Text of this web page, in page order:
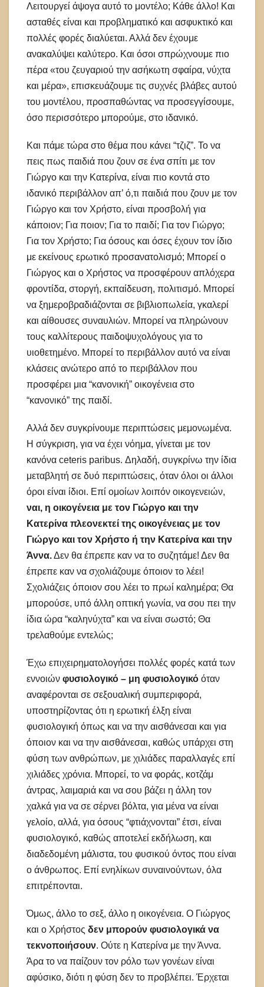
Λειτουργεί άψογα αυτό το μοντέλο; Κάθε άλλο! Και
ασταθές είναι και προβληματικό και ασφυκτικό και
πολλές φορές διαλύεται. Αλλά δεν έχουμε
ανακαλύψει καλύτερο. Και όσοι σπρώχνουμε πιο
πέρα «του ζευγαριού την ασήκωτη σφαίρα, νύχτα
και μέρα», επισκευάζουμε τις συχνές βλάβες αυτού
του μοντέλου, προσπαθώντας να προσεγγίσουμε,
όσο περισσότερο μπορούμε, στο ιδανικό.
Και πάμε τώρα στο θέμα που κάνει “τζιζ”. Το να
πεις πως παιδιά που ζουν σε ένα σπίτι με τον
Γιώργο και την Κατερίνα, είναι πιο κοντά στο
ιδανικό περιβάλλον απ’ ό,τι παιδιά που ζουν με τον
Γιώργο και τον Χρήστο, είναι προσβολή για
κάποιον; Για ποιον; Για το παιδί; Για τον Γιώργο;
Για τον Χρήστο; Για όσους και όσες έχουν τον ίδιο
με εκείνους ερωτικό προσανατολισμό; Μπορεί ο
Γιώργος και ο Χρήστος να προσφέρουν απλόχερα
φροντίδα, στοργή, εκπαίδευση, πολιτισμό. Μπορεί
να ξημεροβραδιάζονται σε βιβλιοπωλεία, γκαλερί
και αίθουσες συναυλιών. Μπορεί να πληρώνουν
τους καλλίτερους παιδοψυχολόγους για το
υιοθετημένο. Μπορεί το περιβάλλον αυτό να είναι
κλάσεις ανώτερο από το περιβάλλον που
προσφέρει μια “κανονική” οικογένεια στο
“κανονικό” της παιδί.
Αλλά δεν συγκρίνουμε περιπτώσεις μεμονωμένα.
Η σύγκριση, για να έχει νόημα, γίνεται με τον
κανόνα ceteris paribus. Δηλαδή, συγκρίνω την ίδια
μεταβλητή σε δυό περιπτώσεις, όταν όλοι οι άλλοι
όροι είναι ίδιοι. Επί ομοίων λοιπόν οικογενειών,
ναι, η οικογένεια με τον Γιώργο και την
Κατερίνα πλεονεκτεί της οικογένειας με τον
Γιώργο και τον Χρήστο ή την Κατερίνα και την
Άννα.Δεν θα έπρεπε καν να το συζητάμε! Δεν θα
έπρεπε καν να σχολιάζουμε όποιον το λέει!
Σχολιάζεις όποιον σου λέει το πρωί καλημέρα; Θα
μπορούσε, υπό άλλη οπτική γωνία, να σου πει την
ίδια ώρα “καληνύχτα” και να είναι σωστό; Θα
τρελαθούμε εντελώς;
Έχω επιχειρηματολογήσει πολλές φορές κατά των
εννοιών φυσιολογικό – μη φυσιολογικό όταν
αναφέρονται σε σεξουαλική συμπεριφορά,
υποστηρίζοντας ότι η ερωτική έλξη είναι
φυσιολογική όπως και να την αισθάνεσαι και για
όποιον και να την αισθάνεσαι, καθώς υπάρχει στη
φύση των ανθρώπων, με χιλιάδες παραλλαγές επί
χιλιάδες χρόνια. Μπορεί, το να φοράς, κοτζάμ
άντρας, λαιμαριά και να σου βάζει η άλλη τον
χαλκά για να σε σέρνει βόλτα, για μένα να είναι
γελοίο, αλλά, για όσους “φτιάχνονται” έτσι, είναι
φυσιολογικό, καθώς αποτελεί εκδήλωση, και
διαδεδομένη μάλιστα, του φυσικού όντος που είναι
ο άνθρωπος. Επί ενηλίκων συναινούντων, όλα
επιτρέπονται.
Όμως, άλλο το σεξ, άλλο η οικογένεια. Ο Γιώργος
και ο Χρήστος δεν μπορούν φυσιολογικά να
τεκνοποιήσουν. Ούτε η Κατερίνα με την Άννα.
Άρα το να παίζουν τον ρόλο των γονέων είναι
αφύσικο, διότι η φύση δεν το προβλέπει. Έρχεται